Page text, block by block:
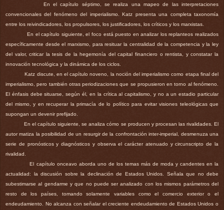
En el capítulo séptimo, se realiza una mapeo de las interpretaciones
convencionales del fenómeno del imperialismo. Katz presenta una completa taxonomía
entre los reivindicadores, los propulsores, los justificadores, los críticos y los marxistas.
En el capítulo siguiente, el foco está puesto en analizar los replanteos realizados
específicamente desde el marxismo, para resituar la centralidad de la competencia y la ley
del valor, criticar la tesis de la hegemonía del capital financiero o rentista, y constatar la
innovación tecnológica y la dinámica de los ciclos.
Katz discute, en el capítulo noveno, la noción del imperialismo como etapa final del
imperialismo, pero también otras periodizaciones que se propusieron en torno al fenómeno.
El énfasis debe situarse, según él, en la crítica al capitalismo, y no a un estadio particular
del mismo, y en recuperar la primacía de lo político para evitar visiones teleológicas que
supongan un devenir prefijado.
En el capítulo siguiente, se analiza cómo se producen y procesan las rivalidades. El
autor matiza la posibilidad de un resurgir de la confrontación inter-imperial, desmenuza una
serie de pronósticos y diagnósticos y observa el carácter atenuado y circunscripto de la
rivalidad.
El capítulo onceavo aborda uno de los temas más de moda y candentes en la
actualidad: la discusión sobre la declinación de Estados Unidos. Señala que no debe
subestimarse al gendarme y que no puede ser analizado con los mismos parámetros del
resto de los países, tomando solamente variables como el comercio exterior o el
endeudamiento. No alcanza con señalar el creciente endeudamiento de Estados Unidos o